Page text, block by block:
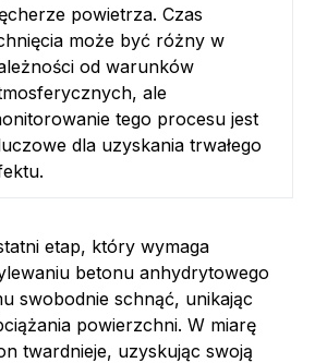
powietrza. Czas
może być różny w
od warunków
ale
tego procesu jest
dla uzyskania trwałego
etap, który wymaga
betonu anhydrytowego
swobodnie schnąć, unikając
powierzchni. W miarę
twardnieje, uzyskując swoją